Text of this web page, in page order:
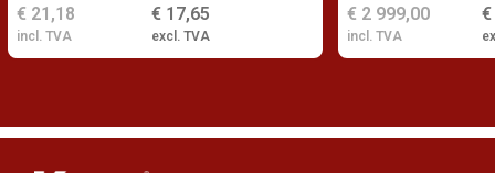
€ 17,65
excl. TVA
€ 21,18
incl. TVA
€
€ 2 999,00
incl. TVA